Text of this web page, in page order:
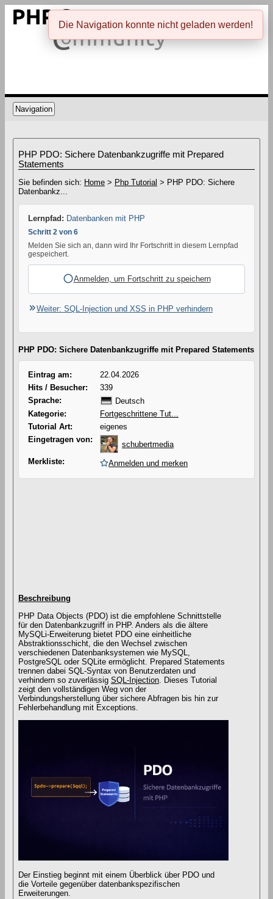
Navigation
PHP PDO: Sichere Datenbankzugriffe mit Prepared
Statements
Sie befinden sich: Home > Php Tutorial > PHP PDO: Sichere
Datenbankz...
Lernpfad: Datenbanken mit PHP
Schritt 2 von 6
Melden Sie sich an, dann wird Ihr Fortschritt in diesem Lernpfad
gespeichert.
Anmelden, um Fortschritt zu speichern
Weiter: SQL-Injection und XSS in PHP verhindern
PHP PDO: Sichere Datenbankzugriffe mit Prepared Statements
Eintrag am:
22.04.2026
Hits / Besucher:
339
Sprache:
Deutsch
Kategorie:
Fortgeschrittene Tut...
Tutorial Art:
eigenes
Eingetragen von:
schubertmedia
Merkliste:
Anmelden und merken
Beschreibung
PHP Data Objects (PDO) ist die empfohlene Schnittstelle
für den Datenbankzugriff in PHP. Anders als die ältere
MySQLi-Erweiterung bietet PDO eine einheitliche
Abstraktionsschicht, die den Wechsel zwischen
verschiedenen Datenbanksystemen wie MySQL,
PostgreSQL oder SQLite ermöglicht. Prepared Statements
trennen dabei SQL-Syntax von Benutzerdaten und
verhindern so zuverlässig SQL-Injection . Dieses Tutorial
zeigt den vollständigen Weg von der
Verbindungsherstellung über sichere Abfragen bis hin zur
Fehlerbehandlung mit Exceptions.
Der Einstieg beginnt mit einem Überblick über PDO und
die Vorteile gegenüber datenbankspezifischen
Erweiterungen.
Die Navigation konnte nicht geladen werden!